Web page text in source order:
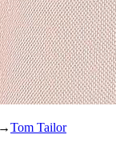
Tom Tailor